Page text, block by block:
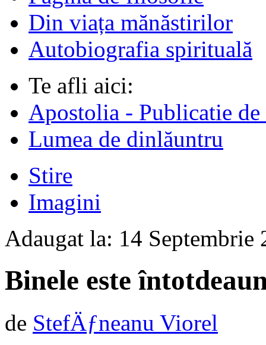
Din viața mănăstirilor
Autobiografia spirituală
Te afli aici:
Apostolia - Publicatie
Lumea de dinlăuntru
Stire
Imagini
Adaugat la: 14 Septembrie
Binele este
de StefÄƒneanu Viorel